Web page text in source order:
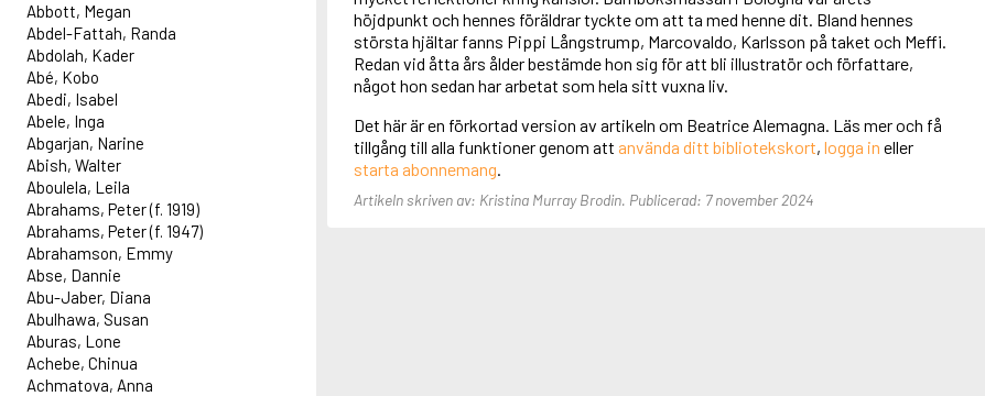
Abbott, Megan
Abdel-Fattah, Randa
Abdolah, Kader
Abé, Kobo
Abedi, Isabel
Abele, Inga
Abgarjan, Narine
Abish, Walter
Aboulela, Leila
Abrahams, Peter (f. 1919)
Abrahams, Peter (f. 1947)
Abrahamson, Emmy
Abse, Dannie
Abu-Jaber, Diana
Abulhawa, Susan
Aburas, Lone
Achebe, Chinua
Achmatova, Anna
höjdpunkt och hennes föräldrar tyckte om att ta med henne dit. Bland hennes
största hjältar fanns Pippi Långstrump, Marcovaldo, Karlsson på taket och Meffi.
Redan vid åtta års ålder bestämde hon sig för att bli illustratör och författare,
något hon sedan har arbetat som hela sitt vuxna liv.
Det här är en förkortad version av artikeln om Beatrice Alemagna. Läs mer och få
tillgång till alla funktioner genom att använda ditt bibliotekskort, logga in eller
starta abonnemang.
Artikeln skriven av: Kristina Murray Brodin. Publicerad: 7 november 2024